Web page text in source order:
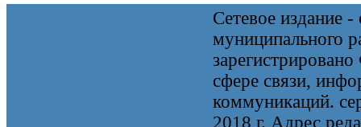
Сетевое издание
муниципального
сфере связи,
коммуникаций.
2018 г. Адрес